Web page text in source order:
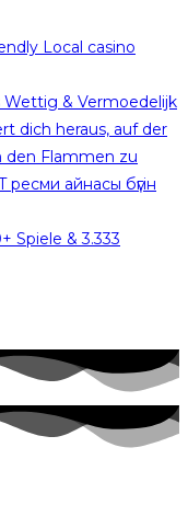
Local casino
Wettig & Vermoedelijk
dich heraus, auf der
den Flammen zu
айнасы бүгін
Spiele & 3.333